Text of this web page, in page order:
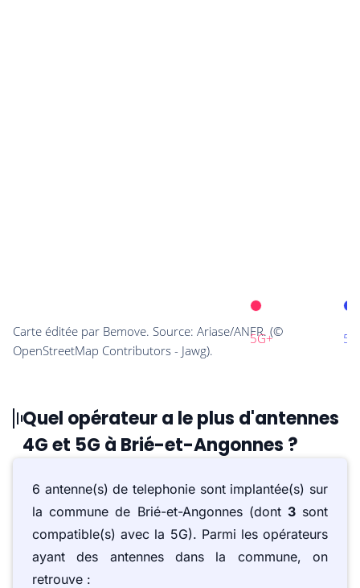
Quel opérateur a le plus d'antennes
4G et 5G à Brié-et-Angonnes ?
6 antenne(s) de telephonie sont implantée(s) sur
la commune de Brié-et-Angonnes (dont 3sont
compatible(s) avec la 5G). Parmi les opérateurs
ayant des antennes dans la commune, on
retrouve :